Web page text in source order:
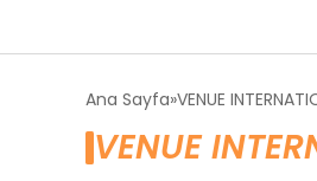
Ana Sayfa VENUE
VENUE